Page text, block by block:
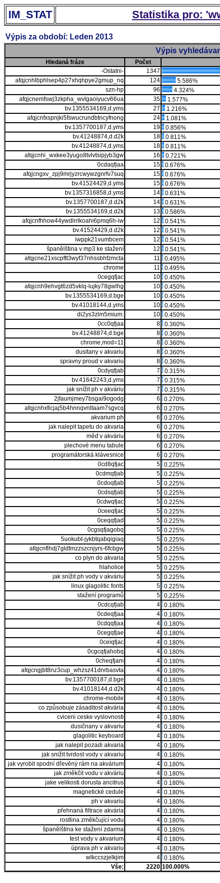
IM_STAT Statistika pro:
Výpis za období: Leden 2013
Výpis
Hledaná fráze
Počet
-Ostatni-
1347
afqjcnhlbphlsep4p27xhqhpye2gmup_nq
124
5.586%
szn-hp
96
4.324%
afqjcnemfswj3zkpha_wvlgaoiyucv66ua
35
1.577%
bv.1355534169,d.yms
27
1.216%
afqjcnfxspnjki5fswucrundbtncyfnong
24
1.081%
bv.1357700187,d.yms
19
0.856%
bv.41248874,d.d2k
18
0.811%
bv.41248874,d.yms
18
0.811%
afqjcnhi_wxkee3yugo8tvlvtsipjyb3gw
16
0.721%
0cdaqfjaa
15
0.676%
afqjcngxv_zpj9mrjyzrcwywzgnrfv7suq
15
0.676%
bv.41524429,d.yms
15
0.676%
bv.1357316858,d.yms
14
0.631%
bv.1357700187,d.d2k
14
0.631%
bv.1355534169,d.d2k
13
0.586%
afqjcnfhhow44ywdlrrlkoahi6pmq6h-iw
12
0.541%
bv.41524429,d.d2k
12
0.541%
iwppk21vumbcem
12
0.541%
španělština v mp3 ke stažení
12
0.541%
afqjcne21xscpftt3wyf37nhssbhfzmcta
11
0.495%
chrome
11
0.495%
0cegqfjac
10
0.450%
afqjcnh9ehvgt6zd5vklq-lujky78gwlhg
10
0.450%
bv.1355534169,d.bge
10
0.450%
bv.41018144,d.yms
10
0.450%
di2ys3zlm5mium:
10
0.450%
0cc0qfjaa
8
0.360%
bv.41248874,d.bge
8
0.360%
chrome,mod=11
8
0.360%
dusitany v akvariu
8
0.360%
spravny proud v akvariu
8
0.360%
0cdyqfjab
7
0.315%
bv.41642243,d.yms
7
0.315%
jak snížit ph v akváriu
7
0.315%
2jfaumjmey7bsgai9ogodg
6
0.270%
afqjcnhxficjaj5b4hnnqvnltaam7sgvcq
6
0.270%
akvarium ph
6
0.270%
jak nalepit tapetu do akvaria
6
0.270%
měď v akváriu
6
0.270%
plechové menu tabule
6
0.270%
programátorská klávesnice
6
0.270%
0cd8qfjac
5 0.225%
0cdmqfjab
5 0.225%
0cdoqfjab
5 0.225%
0cdsqfjab
5 0.225%
0cdwqfjac
5 0.225%
0ceeqfjac
5 0.225%
0ceqqfjad
5 0.225%
0cgsqfjagobq
5 0.225%
5uokubt-jykbtqabqigiaq
5 0.225%
afqjcnflhdj7gldtmzzszcnjyrs-6fcbgw
5 0.225%
co plyn do akvaria
5 0.225%
hlaholice
5 0.225%
jak snížit ph vody v akváriu
5 0.225%
linux glagolitic fonts
5 0.225%
stažení programů
5 0.225%
0cdcqfjab
4 0.180%
0cdeqfjaa
4 0.180%
0cdqqfjaa
4 0.180%
0cegqfjae
4 0.180%
0ceiqfjac
4 0.180%
0cgcqfjahobq
4 0.180%
0cheqfjam
4 0.180%
afqjcngjbt8nz3cup_whzsz41dnrbasvta
4 0.180%
bv.1357700187,d.bge
4 0.180%
bv.41018144,d.d2k
4 0.180%
chrome-mobile
4 0.180%
co způsobuje zásaditost akvária
4 0.180%
cviceni ceske vyslovnosti
4 0.180%
dusičnany v akvariu
4 0.180%
glagolitic keyboard
4 0.180%
jak nalepit pozadi akvaria
4 0.180%
jak snižit tvrdost vody v akvariu
4 0.180%
jak vyrobit spodní dřevěný rám na akvárium
4 0.180%
jak změkčit vodu v akváriu
4 0.180%
jake velikosti dorusta ancitrus
4 0.180%
magnetické cedule
4 0.180%
ph v akvariu
4 0.180%
přehnaná filtrace akvária
4 0.180%
rostlina změkčující vodu
4 0.180%
španělština ke stažení zdarma
4 0.180%
test vody v akvarium
4 0.180%
úprava ph v akvariu
4 0.180%
wlkccszjelkjim
4 0.180%
Vše:
2220 100.000%